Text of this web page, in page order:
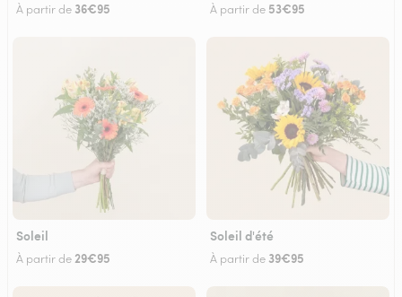
À partir de 36€95 À partir de 53€95
Soleil
À partir de29€95
Soleil d'été
À partir de 39€95